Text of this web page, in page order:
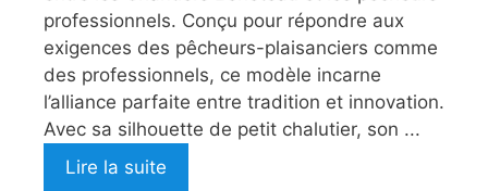
professionnels. Conçu pour répondre aux
exigences des pêcheurs-plaisanciers comme
des professionnels, ce modèle incarne
l’alliance parfaite entre tradition et innovation.
Avec sa silhouette de petit chalutier, son ...
Lire la suite